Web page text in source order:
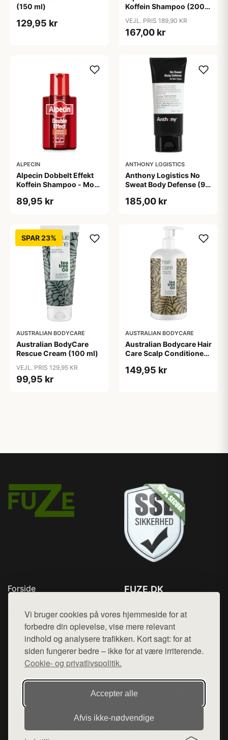
Vi bruger cookies på vores hjemmeside for at
forbedre din oplevelse, vise mere relevant
indhold og analysere trafikken. Kort sagt: for at
siden fungerer bedre – ikke for at være irriterende.
Cookie- og privatlivspolitik.
Accepter alle
Afvis ikke‑nødvendige
(150 ml)
129,95 kr
Koffein Shampoo (200
Liquid (200 ml)
VEJL. PRIS 189,90 KR
167,00 kr
ALPECIN
Alpecin Dobbelt Effekt
Koffein Shampoo - Mod
89,95 kr
ANTHONY LOGISTICS
Anthony Logistics No
Sweat Body Defense (90
185,00 kr
SPAR 23%
AUSTRALIAN BODYCARE
Australian BodyCare
Rescue Cream (100 ml)
VEJL. PRIS 129,95 KR
99,95 kr
AUSTRALIAN BODYCARE
Australian Bodycare Hair
Care Scalp Conditioner
149,95 kr
Forside
Top Rabatter
Kontakt
FUZE.DK
Mail: hej@want.dk
Cookie- og privatlivspolitik
Denne side er en del af want.dk, der udgiver en række
hjemmesider med præsentation af forskellige produkter fra
diverse webshops. Der sælges ikke varer fra denne side - vi
henviser til de shops, som sælger varen. Vi har heller ikke
varerne på lager.